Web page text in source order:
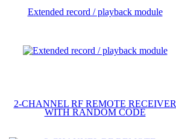
Extended record / playback module
2-CHANNEL RF REMOTE RECEIVER
WITH RANDOM CODE